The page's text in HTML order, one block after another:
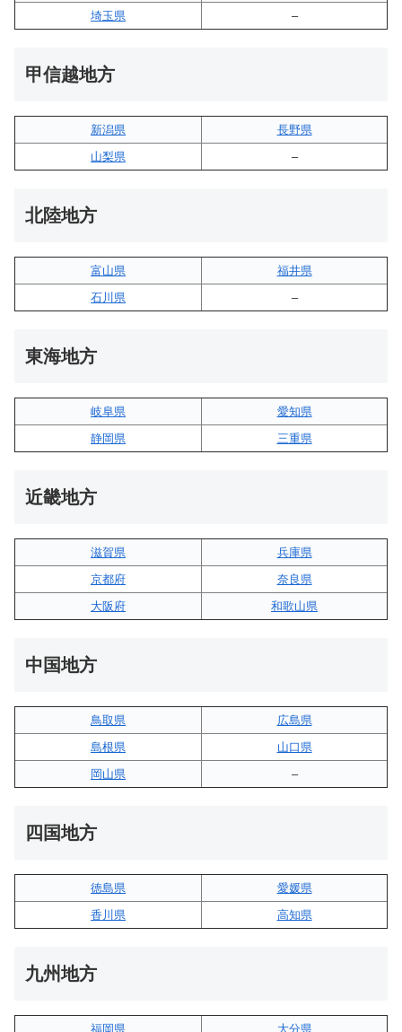
埼玉県
–
甲信越地方
新潟県
長野県
山梨県
–
北陸地方
富山県
福井県
石川県
–
東海地方
岐阜県
愛知県
静岡県
三重県
近畿地方
滋賀県
兵庫県
京都府
奈良県
大阪府
和歌山県
中国地方
鳥取県
広島県
島根県
山口県
岡山県
–
四国地方
徳島県
愛媛県
香川県
高知県
九州地方
福岡県 大分県